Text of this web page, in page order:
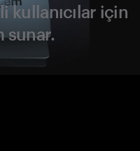
kullanıcılar için
sunar.